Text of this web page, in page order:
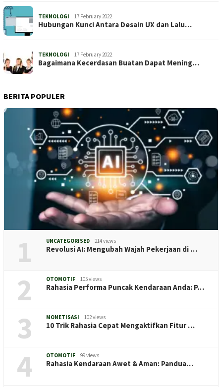
TEKNOLOGI 17 February 2022
Hubungan Kunci Antara Desain UX dan Lalu…
TEKNOLOGI 17 February 2022
Bagaimana Kecerdasan Buatan Dapat Mening…
BERITA POPULER
1 UNCATEGORISED 214 views
Revolusi AI: Mengubah Wajah Pekerjaan di …
2 OTOMOTIF 105 views
Rahasia Performa Puncak Kendaraan Anda: P…
3 MONETISASI 102 views
10 Trik Rahasia Cepat Mengaktifkan Fitur …
4 OTOMOTIF 99 views
Rahasia Kendaraan Awet & Aman: Pandua…